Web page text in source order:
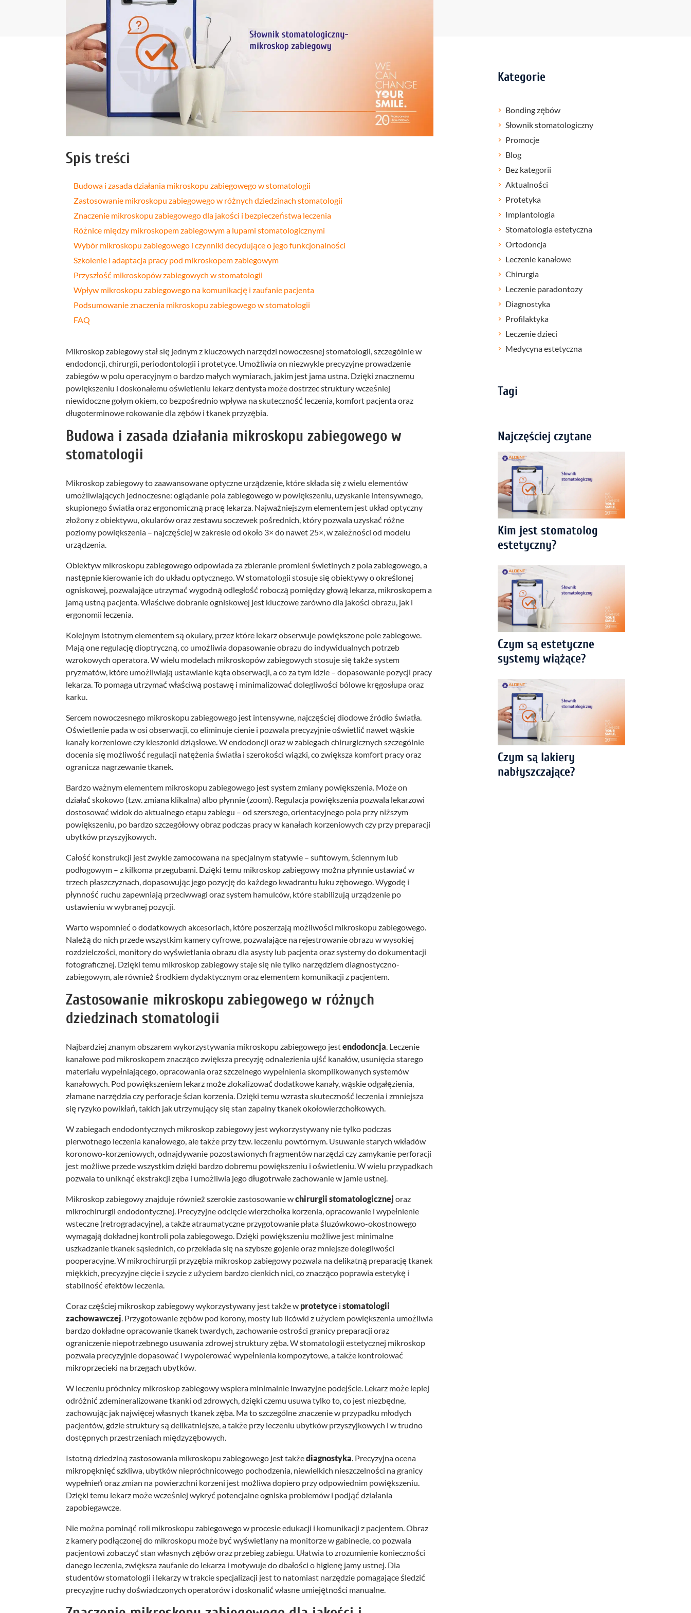
Profilaktyka
Higienizacja
Leczenie
kanałowe
Fizjoterapia
Periodontologia
Leczenie
bruksizmu
Spis treści
Budowa i zasada działania mikroskopu zabiegowego w stomatologii
Zastosowanie mikroskopu zabiegowego w różnych dziedzinach stomatologii
Znaczenie mikroskopu zabiegowego dla jakości i bezpieczeństwa leczenia
Różnice między mikroskopem zabiegowym a lupami stomatologicznymi
Wybór mikroskopu zabiegowego i czynniki decydujące o jego funkcjonalności
Szkolenie i adaptacja pracy pod mikroskopem zabiegowym
Przyszłość mikroskopów zabiegowych w stomatologii
Wpływ mikroskopu zabiegowego na komunikację i zaufanie pacjenta
Podsumowanie znaczenia mikroskopu zabiegowego w stomatologii
FAQ
Mikroskop zabiegowy stał się jednym z kluczowych narzędzi nowoczesnej stomatologii, szczególnie w
endodoncji, chirurgii, periodontologii i protetyce. Umożliwia on niezwykle precyzyjne prowadzenie
zabiegów w polu operacyjnym o bardzo małych wymiarach, jakim jest jama ustna. Dzięki znacznemu
powiększeniu i doskonałemu oświetleniu lekarz dentysta może dostrzec struktury wcześniej
niewidoczne gołym okiem, co bezpośrednio wpływa na skuteczność leczenia, komfort pacjenta oraz
długoterminowe rokowanie dla zębów i tkanek przyzębia.
Budowa i zasada działania mikroskopu zabiegowego w
stomatologii
Mikroskop zabiegowy to zaawansowane optyczne urządzenie, które składa się z wielu elementów
umożliwiających jednoczesne: oglądanie pola zabiegowego w powiększeniu, uzyskanie intensywnego,
skupionego światła oraz ergonomiczną pracę lekarza. Najważniejszym elementem jest układ optyczny
złożony z obiektywu, okularów oraz zestawu soczewek pośrednich, który pozwala uzyskać różne
poziomy powiększenia – najczęściej w zakresie od około 3× do nawet 25×, w zależności od modelu
urządzenia.
Obiektyw mikroskopu zabiegowego odpowiada za zbieranie promieni świetlnych z pola zabiegowego, a
następnie kierowanie ich do układu optycznego. W stomatologii stosuje się obiektywy o określonej
ogniskowej, pozwalające utrzymać wygodną odległość roboczą pomiędzy głową lekarza, mikroskopem a
jamą ustną pacjenta. Właściwe dobranie ogniskowej jest kluczowe zarówno dla jakości obrazu, jak i
ergonomii leczenia.
Kolejnym istotnym elementem są okulary, przez które lekarz obserwuje powiększone pole zabiegowe.
Mają one regulację dioptryczną, co umożliwia dopasowanie obrazu do indywidualnych potrzeb
wzrokowych operatora. W wielu modelach mikroskopów zabiegowych stosuje się także system
pryzmatów, które umożliwiają ustawianie kąta obserwacji, a co za tym idzie – dopasowanie pozycji pracy
lekarza. To pomaga utrzymać właściwą postawę i minimalizować dolegliwości bólowe kręgosłupa oraz
karku.
Sercem nowoczesnego mikroskopu zabiegowego jest intensywne, najczęściej diodowe źródło światła.
Oświetlenie pada w osi obserwacji, co eliminuje cienie i pozwala precyzyjnie oświetlić nawet wąskie
kanały korzeniowe czy kieszonki dziąsłowe. W endodoncji oraz w zabiegach chirurgicznych szczególnie
docenia się możliwość regulacji natężenia światła i szerokości wiązki, co zwiększa komfort pracy oraz
ogranicza nagrzewanie tkanek.
Bardzo ważnym elementem mikroskopu zabiegowego jest system zmiany powiększenia. Może on
działać skokowo (tzw. zmiana klikalna) albo płynnie (zoom). Regulacja powiększenia pozwala lekarzowi
dostosować widok do aktualnego etapu zabiegu – od szerszego, orientacyjnego pola przy niższym
powiększeniu, po bardzo szczegółowy obraz podczas pracy w kanałach korzeniowych czy przy preparacji
ubytków przyszyjkowych.
Całość konstrukcji jest zwykle zamocowana na specjalnym statywie – sufitowym, ściennym lub
podłogowym – z kilkoma przegubami. Dzięki temu mikroskop zabiegowy można płynnie ustawiać w
trzech płaszczyznach, dopasowując jego pozycję do każdego kwadrantu łuku zębowego. Wygodę i
płynność ruchu zapewniają przeciwwagi oraz system hamulców, które stabilizują urządzenie po
ustawieniu w wybranej pozycji.
Warto wspomnieć o dodatkowych akcesoriach, które poszerzają możliwości mikroskopu zabiegowego.
Należą do nich przede wszystkim kamery cyfrowe, pozwalające na rejestrowanie obrazu w wysokiej
rozdzielczości, monitory do wyświetlania obrazu dla asysty lub pacjenta oraz systemy do dokumentacji
fotograficznej. Dzięki temu mikroskop zabiegowy staje się nie tylko narzędziem diagnostyczno-
zabiegowym, ale również środkiem dydaktycznym oraz elementem komunikacji z pacjentem.
Zastosowanie mikroskopu zabiegowego w różnych
dziedzinach stomatologii
Najbardziej znanym obszarem wykorzystywania mikroskopu zabiegowego jestendodoncja. Leczenie
kanałowe pod mikroskopem znacząco zwiększa precyzję odnalezienia ujść kanałów, usunięcia starego
materiału wypełniającego, opracowania oraz szczelnego wypełnienia skomplikowanych systemów
kanałowych. Pod powiększeniem lekarz może zlokalizować dodatkowe kanały, wąskie odgałęzienia,
złamane narzędzia czy perforacje ścian korzenia. Dzięki temu wzrasta skuteczność leczenia i zmniejsza
się ryzyko powikłań, takich jak utrzymujący się stan zapalny tkanek okołowierzchołkowych.
W zabiegach endodontycznych mikroskop zabiegowy jest wykorzystywany nie tylko podczas
pierwotnego leczenia kanałowego, ale także przy tzw. leczeniu powtórnym. Usuwanie starych wkładów
koronowo-korzeniowych, odnajdywanie pozostawionych fragmentów narzędzi czy zamykanie perforacji
jest możliwe przede wszystkim dzięki bardzo dobremu powiększeniu i oświetleniu. W wielu przypadkach
pozwala to uniknąć ekstrakcji zęba i umożliwia jego długotrwałe zachowanie w jamie ustnej.
Mikroskop zabiegowy znajduje również szerokie zastosowanie wchirurgii stomatologicznej oraz
mikrochirurgii endodontycznej. Precyzyjne odcięcie wierzchołka korzenia, opracowanie i wypełnienie
wsteczne (retrogradacyjne), a także atraumatyczne przygotowanie płata śluzówkowo-okostnowego
wymagają dokładnej kontroli pola zabiegowego. Dzięki powiększeniu możliwe jest minimalne
uszkadzanie tkanek sąsiednich, co przekłada się na szybsze gojenie oraz mniejsze dolegliwości
pooperacyjne. W mikrochirurgii przyzębia mikroskop zabiegowy pozwala na delikatną preparację tkanek
miękkich, precyzyjne cięcie i szycie z użyciem bardzo cienkich nici, co znacząco poprawia estetykę i
stabilność efektów leczenia.
Coraz częściej mikroskop zabiegowy wykorzystywany jest także w protetyce i stomatologii
zachowawczej. Przygotowanie zębów pod korony, mosty lub licówki z użyciem powiększenia umożliwia
bardzo dokładne opracowanie tkanek twardych, zachowanie ostrości granicy preparacji oraz
ograniczenie niepotrzebnego usuwania zdrowej struktury zęba. W stomatologii estetycznej mikroskop
pozwala precyzyjnie dopasować i wypolerować wypełnienia kompozytowe, a także kontrolować
mikroprzecieki na brzegach ubytków.
W leczeniu próchnicy mikroskop zabiegowy wspiera minimalnie inwazyjne podejście. Lekarz może lepiej
odróżnić zdemineralizowane tkanki od zdrowych, dzięki czemu usuwa tylko to, co jest niezbędne,
zachowując jak najwięcej własnych tkanek zęba. Ma to szczególne znaczenie w przypadku młodych
pacjentów, gdzie struktury są delikatniejsze, a także przy leczeniu ubytków przyszyjkowych i w trudno
dostępnych przestrzeniach międzyzębowych.
Istotną dziedziną zastosowania mikroskopu zabiegowego jest takżediagnostyka. Precyzyjna ocena
mikropęknięć szkliwa, ubytków niepróchnicowego pochodzenia, niewielkich nieszczelności na granicy
wypełnień oraz zmian na powierzchni korzeni jest możliwa dopiero przy odpowiednim powiększeniu.
Dzięki temu lekarz może wcześniej wykryć potencjalne ogniska problemów i podjąć działania
zapobiegawcze.
Nie można pominąć roli mikroskopu zabiegowego w procesie edukacji i komunikacji z pacjentem. Obraz
z kamery podłączonej do mikroskopu może być wyświetlany na monitorze w gabinecie, co pozwala
pacjentowi zobaczyć stan własnych zębów oraz przebieg zabiegu. Ułatwia to zrozumienie konieczności
danego leczenia, zwiększa zaufanie do lekarza i motywuje do dbałości o higienę jamy ustnej. Dla
studentów stomatologii i lekarzy w trakcie specjalizacji jest to natomiast narzędzie pomagające śledzić
precyzyjne ruchy doświadczonych operatorów i doskonalić własne umiejętności manualne.
Kategorie
Bonding zębów
Słownik stomatologiczny
Promocje
Blog
Bez kategorii
Aktualności
Protetyka
Implantologia
Stomatologia estetyczna
Ortodoncja
Leczenie kanałowe
Chirurgia
Leczenie paradontozy
Diagnostyka
Profilaktyka
Leczenie dzieci
Medycyna estetyczna
Tagi
Najczęściej czytane
Kim jest stomatolog
estetyczny?
Czym są estetyczne
systemy wiążące?
Czym są lakiery
nabłyszczające?